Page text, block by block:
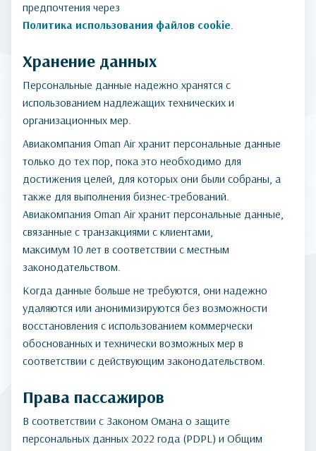
предпочтения через
Политика использования файлов cookie.
Хранение данных
Персональные данные надежно хранятся с
использованием надлежащих технических и
организационных мер.
Авиакомпания Oman Air хранит персональные данные
только до тех пор, пока это необходимо для
достижения целей, для которых они были собраны, а
также для выполнения бизнес-требований.
Авиакомпания Oman Air хранит персональные данные,
связанные с транзакциями с клиентами,
максимум 10 лет в соответствии с местным
законодательством.
Когда данные больше не требуются, они надежно
удаляются или анонимизируются без возможности
восстановления с использованием коммерчески
обоснованных и технически возможных мер в
соответствии с действующим законодательством.
Права пассажиров
В соответствии с Законом Омана о защите
персональных данных 2022 года (PDPL) и Общим